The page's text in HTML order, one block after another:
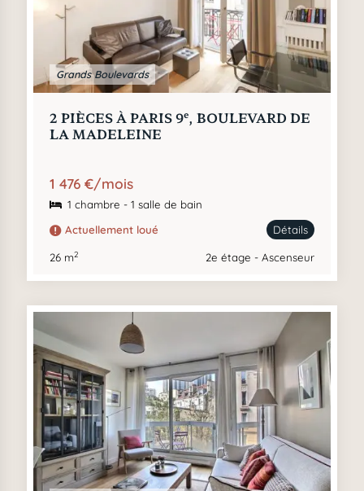
Grands Boulevards
2 PIÈCES À PARIS 9e, BOULEVARD DE
LA MADELEINE
1 476 €/mois
1 chambre - 1 salle de bain
Actuellement loué
Détails
26 m2 2e étage - Ascenseur